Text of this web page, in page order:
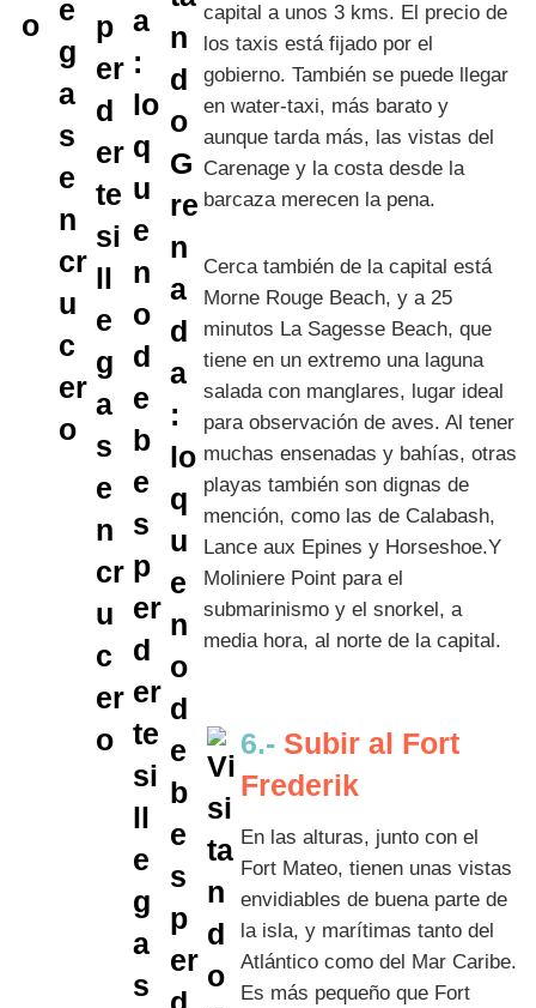
capital a unos 3 kms. El precio de
los taxis está fijado por el
gobierno. También se puede llegar
en water-taxi, más barato y
aunque tarda más, las vistas del
Carenage y la costa desde la
barcaza merecen la pena.
Cerca también de la capital está
Morne Rouge Beach, y a 25
minutos La Sagesse Beach, que
tiene en un extremo una laguna
salada con manglares, lugar ideal
para observación de aves. Al tener
muchas ensenadas y bahías, otras
playas también son dignas de
mención, como las de Calabash,
Lance aux Epines y Horseshoe.Y
Moliniere Point para el
submarinismo y el snorkel, a
media hora, al norte de la capital.
6.- Subir al Fort
Frederik
En las alturas, junto con el
Fort Mateo, tienen unas vistas
envidiables de buena parte de
la isla, y marítimas tanto del
Atlántico como del Mar Caribe.
Es más pequeño que Fort